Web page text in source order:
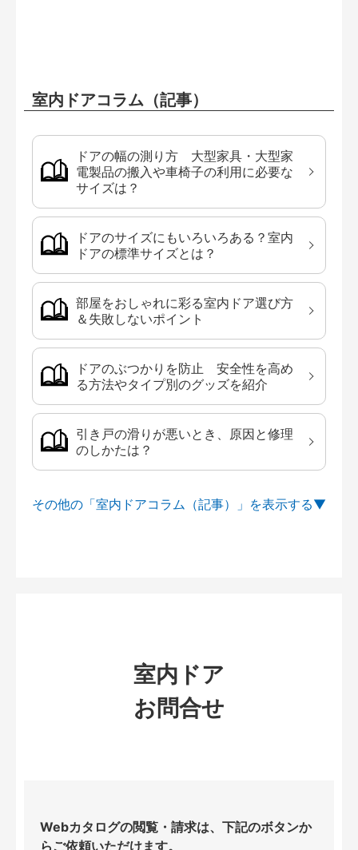
室内ドアコラム（記事）
ドアの幅の測り方 大型家具・大型家
電製品の搬入や車椅子の利用に必要な
サイズは？
ドアのサイズにもいろいろある？室内
ドアの標準サイズとは？
部屋をおしゃれに彩る室内ドア選び方
＆失敗しないポイント
ドアのぶつかりを防止 安全性を高め
る方法やタイプ別のグッズを紹介
引き戸の滑りが悪いとき、原因と修理
のしかたは？
その他の「室内ドアコラム（記事）」を
室内ドア
お問合せ
Webカタログの閲覧・請求は、下記のボタンか
らご依頼いただけます。